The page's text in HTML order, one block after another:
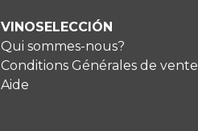
VINOSELECCIÓN
Qui sommes-nous?
Conditions Générales de vente
Aide